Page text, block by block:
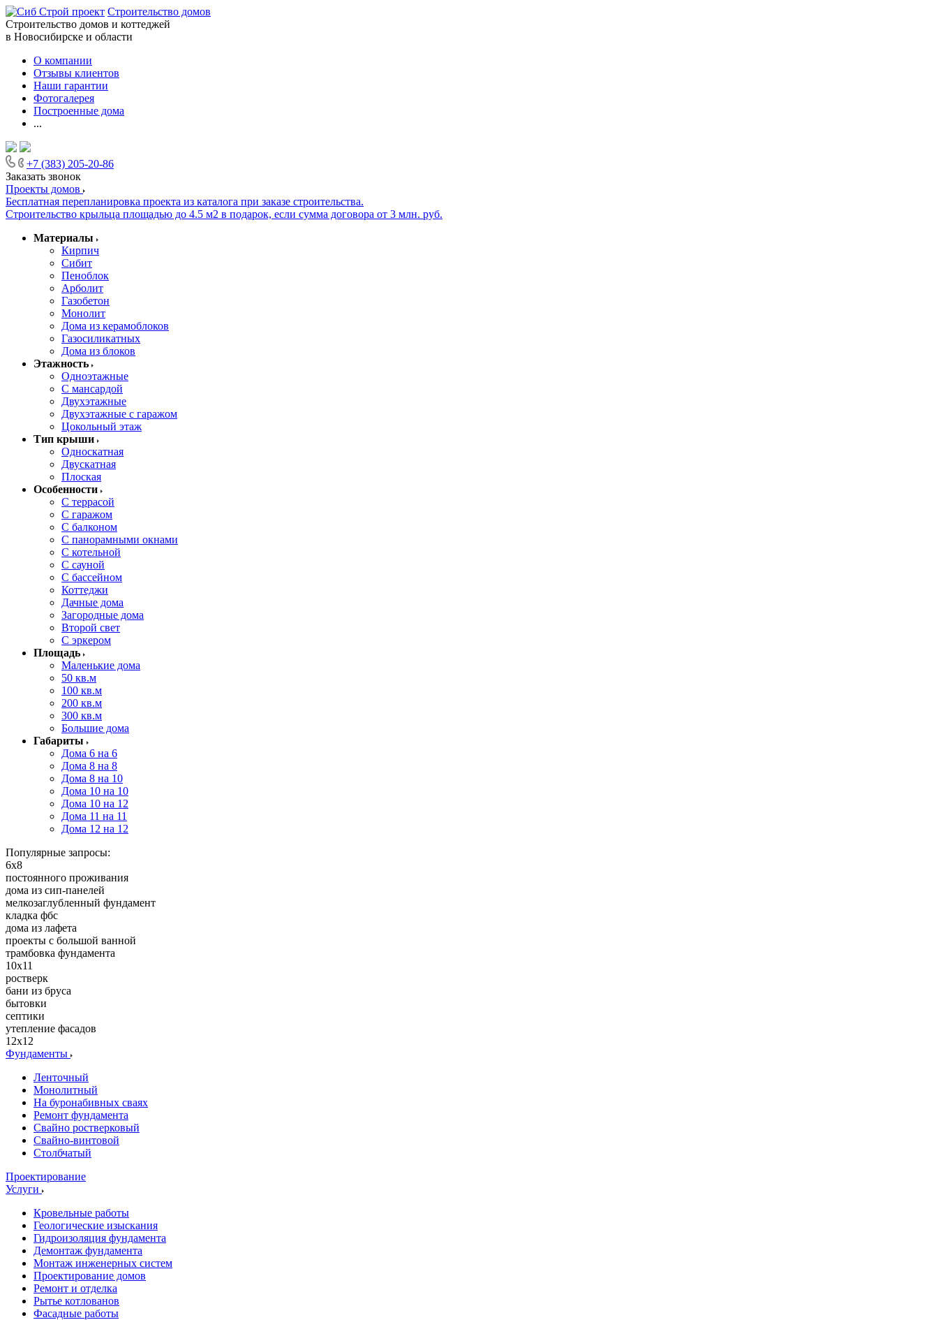
Строительство домов
Строительство домов и коттеджей
в Новосибирске и области
О компании
Отзывы клиентов
Наши гарантии
Фотогалерея
Построенные дома
...
+7 (383) 205-20-86
Заказать звонок
Проекты домов
Бесплатная перепланировка проекта из каталога при заказе строительства.
Строительство крыльца площадью до 4.5 м2 в подарок, если сумма договора от 3 млн. руб.
Материалы
Кирпич
Сибит
Пеноблок
Арболит
Газобетон
Монолит
Дома из керамоблоков
Газосиликатных
Дома из блоков
Этажность
Одноэтажные
С мансардой
Двухэтажные
Двухэтажные с гаражом
Цокольный этаж
Тип крыши
Односкатная
Двускатная
Плоская
Особенности
С террасой
С гаражом
С балконом
С панорамными окнами
С котельной
С сауной
С бассейном
Коттеджи
Дачные дома
Загородные дома
Второй свет
С эркером
Площадь
Маленькие дома
50 кв.м
100 кв.м
200 кв.м
300 кв.м
Большие дома
Габариты
Дома 6 на 6
Дома 8 на 8
Дома 8 на 10
Дома 10 на 10
Дома 10 на 12
Дома 11 на 11
Дома 12 на 12
Популярные запросы:
6x8
постоянного проживания
дома из сип-панелей
мелкозаглубленный фундамент
кладка фбс
дома из лафета
проекты с большой ванной
трамбовка фундамента
10х11
ростверк
бани из бруса
бытовки
септики
утепление фасадов
12x12
Фундаменты
Ленточный
Монолитный
На буронабивных сваях
Ремонт фундамента
Свайно ростверковый
Свайно-винтовой
Столбчатый
Проектирование
Услуги
Кровельные работы
Геологические изыскания
Гидроизоляция фундамента
Демонтаж фундамента
Монтаж инженерных систем
Проектирование домов
Ремонт и отделка
Рытье котлованов
Фасадные работы